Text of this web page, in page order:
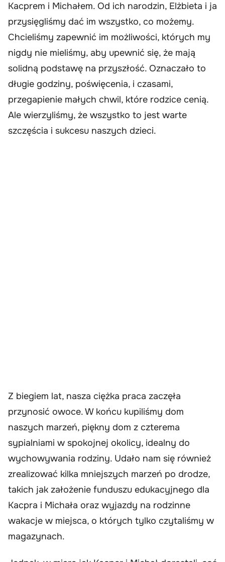
Kacprem i Michałem. Od ich narodzin, Elżbieta i ja
przysięgliśmy dać im wszystko, co możemy.
Chcieliśmy zapewnić im możliwości, których my
nigdy nie mieliśmy, aby upewnić się, że mają
solidną podstawę na przyszłość. Oznaczało to
długie godziny, poświęcenia, i czasami,
przegapienie małych chwil, które rodzice cenią.
Ale wierzyliśmy, że wszystko to jest warte
szczęścia i sukcesu naszych dzieci.
Z biegiem lat, nasza ciężka praca zaczęła
przynosić owoce. W końcu kupiliśmy dom
naszych marzeń, piękny dom z czterema
sypialniami w spokojnej okolicy, idealny do
wychowywania rodziny. Udało nam się również
zrealizować kilka mniejszych marzeń po drodze,
takich jak założenie funduszu edukacyjnego dla
Kacpra i Michała oraz wyjazdy na rodzinne
wakacje w miejsca, o których tylko czytaliśmy w
magazynach.